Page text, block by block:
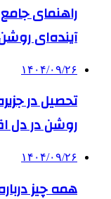
راهنمای
آینده‌ای
۱۴۰۴/۰۹/۲۶
تحصیل در
روشن در دل
۱۴۰۴/۰۹/۲۶
همه چیز